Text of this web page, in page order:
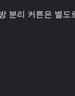
분리 커튼은 별도